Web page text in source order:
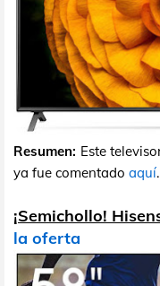
Resumen: Este
ya fue comentado aquí.
¡Semichollo!
la oferta